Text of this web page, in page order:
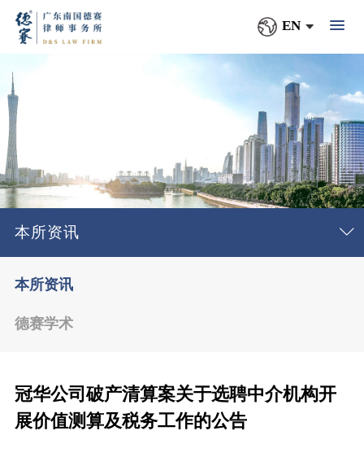
EN
本所资讯
本所资讯
德赛学术
冠华公司破产清算案关于选聘中介机构开
展价值测算及税务工作的公告